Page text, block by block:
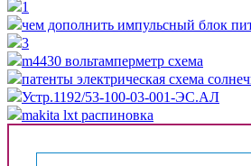
1
чем дополнить импульсный блок
3
m4430 вольтамперметр схема
патенты электрическая схема
Устр.1192/53-100-03-001-ЭС.АЛ
makita lxt распиновка